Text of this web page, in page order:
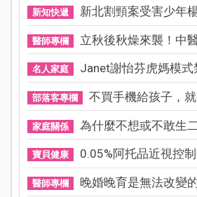
新知快遞 新北割頸案受害少年
醫師專欄 立秋後秋燥來襲！中
名人家庭 Janet謝怡芬虎媽模式
部落客專欄 不買手機給孩子，
家庭關係 為什麼不想或不敢生
寶貝健康 0.05%阿托品近視控
醫師專欄 晚婚晚育是無法改變